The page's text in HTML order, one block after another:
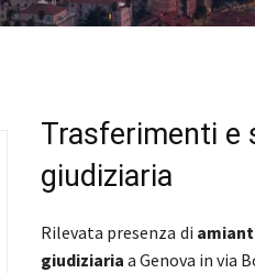
Trasferimenti e
giudiziaria
Rilevata presenza di
giudiziaria a Genova in via